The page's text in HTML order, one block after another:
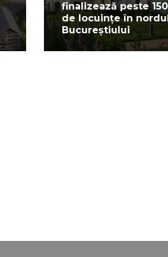
finalizează peste 150
de locuințe în
Bucureștiului